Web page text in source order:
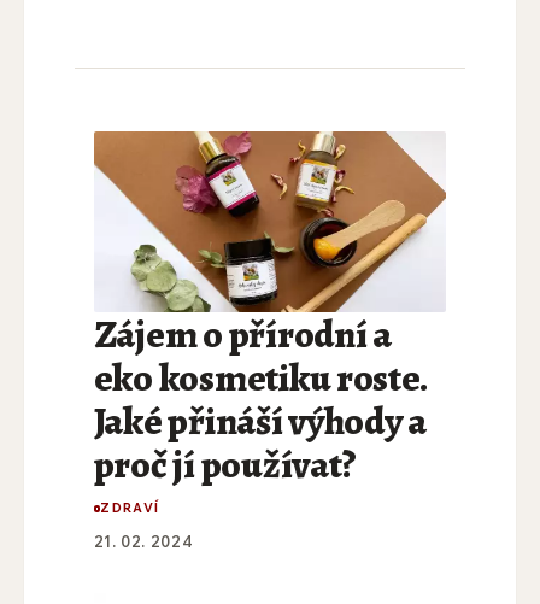
Zájem o přírodní a
eko kosmetiku roste.
Jaké přináší výhody a
proč jí používat?
ZDRAVÍ
21. 02. 2024